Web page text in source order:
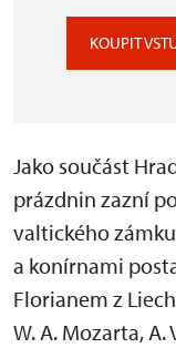
KOUPIT
Jako součást
prázdnin zazní
valtického
a konírnami
Florianem z
W. A. Mozarta, A.